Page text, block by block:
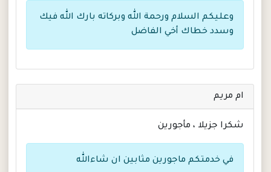
وعليكم السلام ورحمة الله وبركاته بارك الله فيك
وسدد خطاك أخي الفاضل
ام مريم
شكرا جزيلا ، مأجورين
في خدمتكم ماجورين مثابين ان شاءالله